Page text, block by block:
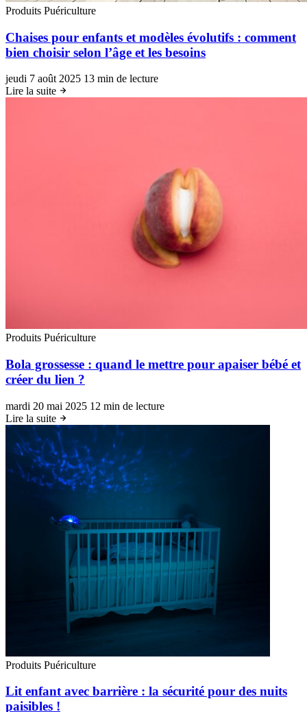
Produits Puériculture
Chaises pour enfants et modèles évolutifs : comment
bien choisir selon l’âge et les besoins
jeudi 7 août 2025 13 min de lecture
Lire la suite
Produits Puériculture
Bola grossesse : quand le mettre pour apaiser bébé et
créer du lien ?
mardi 20 mai 2025 12 min de lecture
Lire la suite
Produits Puériculture
Lit enfant avec barrière : la sécurité pour des nuits
paisibles !